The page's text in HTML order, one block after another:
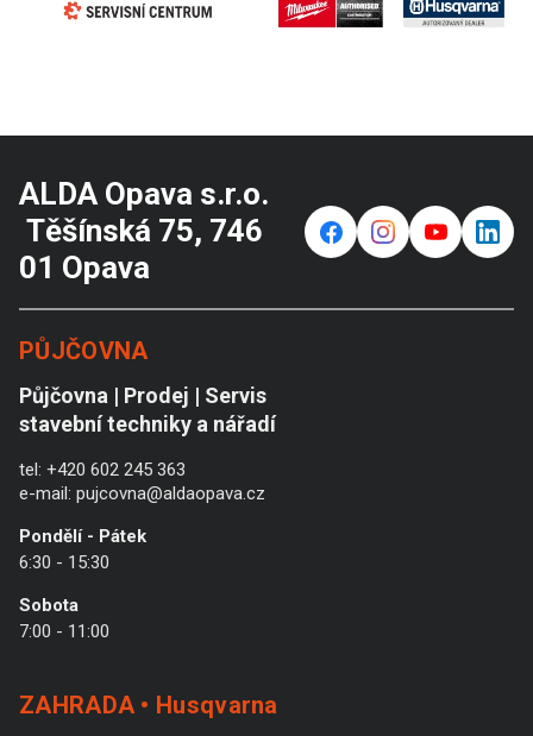
ALDA Opava s.r.o.
Těšínská 75, 746
01 Opava
f ⌁ y in
PŮJČOVNA
Půjčovna | Prodej | Servis
stavební techniky a nářadí
tel: +420 602 245 363
e-mail: pujcovna@aldaopava.cz
Pondělí - Pátek
6:30 - 15:30
Sobota
7:00 - 11:00
ZAHRADA • Husqvarna